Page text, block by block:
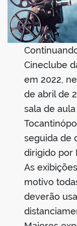
Cineclube
em 2022,
de abril de
sala de
seguida de
dirigido por
As
motivo
deverão